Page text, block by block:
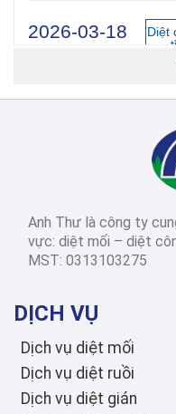
2026-03-18
Diệt
2026-03-03
Diệt
Anh Thư là công ty
vực: diệt mối – diệt
MST: 0313103275
DỊCH VỤ
Dịch vụ diệt mối
Dịch vụ diệt ruồi
Dịch vụ diệt gián